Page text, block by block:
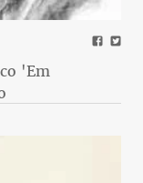
'Em